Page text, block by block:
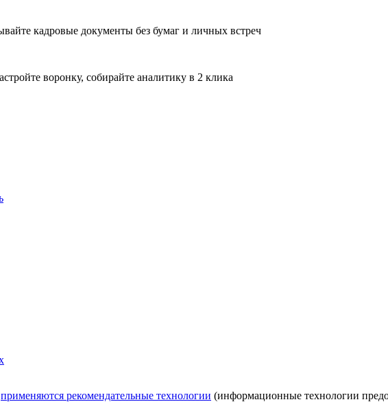
кадровые документы без бумаг и личных встреч
воронку, собирайте аналитику в 2 клика
применяются рекомендательные технологии (информационные технологии